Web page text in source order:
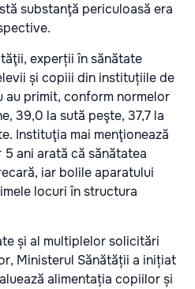
substanţă periculoasă era
experții în sănătate
și copiii din instituțiile de
au primit, conform normelor
39,0 la sută peşte, 37,7 la
Instituţia mai menţionează
ani arată că sănătatea
iar bolile aparatului
locuri în structura
și al multiplelor solicitări
Ministerul Sănătății a inițiat
alimentația copiilor și